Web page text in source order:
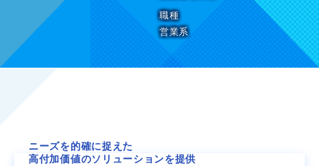
職種
営業系
ニーズを的確に捉えた
高付加価値のソリューションを提供